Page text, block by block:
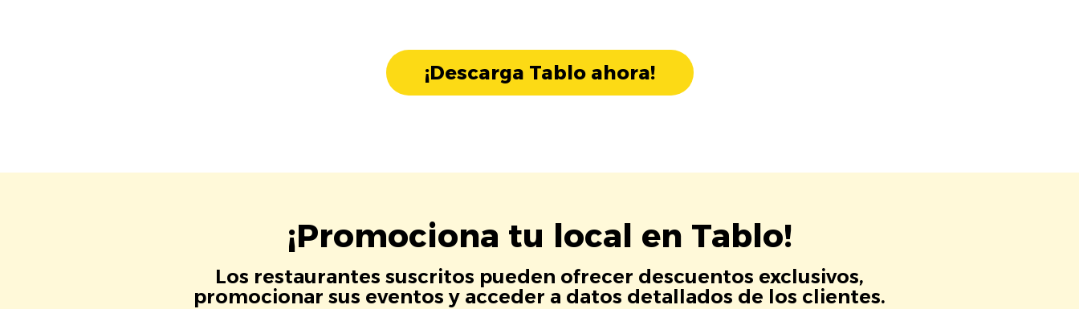
¡Descarga Tablo ahora!
¡Promociona tu local en Tablo!
Los restaurantes suscritos pueden ofrecer descuentos exclusivos,
promocionar sus eventos y acceder a datos detallados de los clientes.